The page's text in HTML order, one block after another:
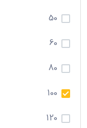
50
60
80
100
120